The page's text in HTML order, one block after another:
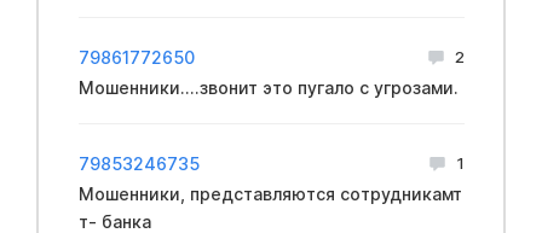
79861772650 2
Мошенники....звонит это пугало с угрозами.
79853246735 1
Мошенники, представляются сотрудникамт
т- банка